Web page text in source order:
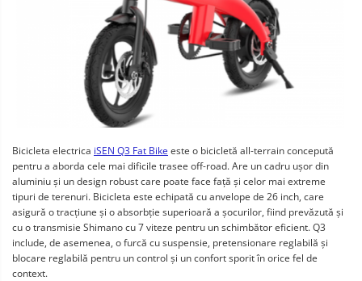
Bicicleta electrica iSEN Q3 Fat Bike este o bicicletă all-terrain concepută
pentru a aborda cele mai dificile trasee off-road. Are un cadru ușor din
aluminiu și un design robust care poate face față și celor mai extreme
tipuri de terenuri. Bicicleta este echipată cu anvelope de 26 inch, care
asigură o tracțiune și o absorbție superioară a șocurilor, fiind prevăzută și
cu o transmisie Shimano cu 7 viteze pentru un schimbător eficient. Q3
include, de asemenea, o furcă cu suspensie, pretensionare reglabilă și
blocare reglabilă pentru un control și un confort sporit în orice fel de
context.